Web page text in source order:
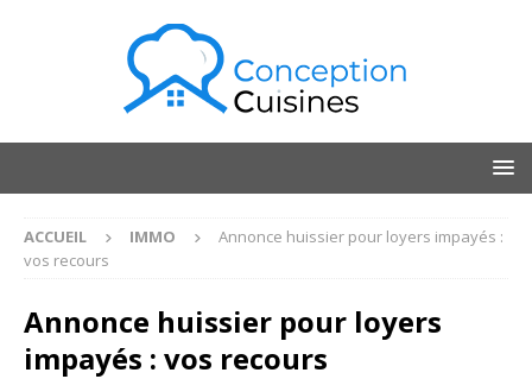
ACCUEIL IMMO
Annonce huissier pour loyers impayés :
vos recours
Annonce huissier pour loyers
impayés : vos recours